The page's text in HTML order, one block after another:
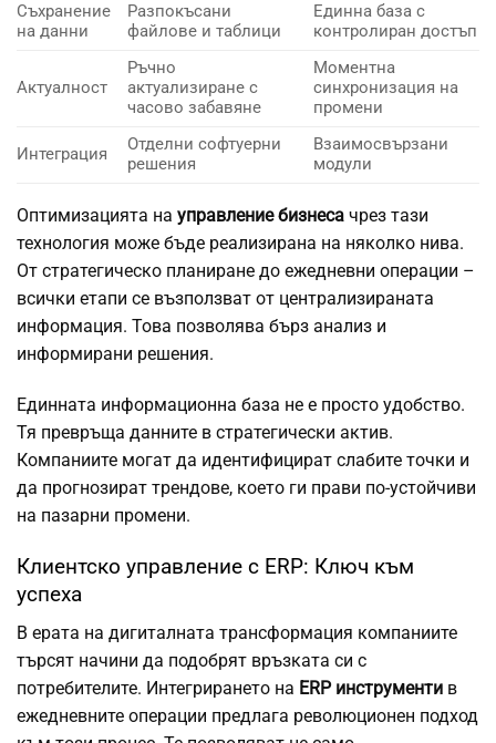
Съхранение
на данни
Разпокъсани
файлове и таблици
Единна база с
контролиран достъп
Актуалност
Ръчно
актуализиране с
часово забавяне
Моментна
синхронизация на
промени
Интеграция
Отделни софтуерни
решения
Взаимосвързани
модули
Оптимизацията на управление бизнеса чрез тази
технология може бъде реализирана на няколко нива.
От стратегическо планиране до ежедневни операции –
всички етапи се възползват от централизираната
информация. Това позволява бърз анализ и
информирани решения.
Единната информационна база не е просто удобство.
Тя превръща данните в стратегически актив.
Компаниите могат да идентифицират слабите точки и
да прогнозират трендове, което ги прави по-устойчиви
на пазарни промени.
Клиентско управление с ERP: Ключ към
успеха
В ерата на дигиталната трансформация компаниите
търсят начини да подобрят връзката си с
потребителите. Интегрирането на ERP инструменти в
ежедневните операции предлага революционен подход